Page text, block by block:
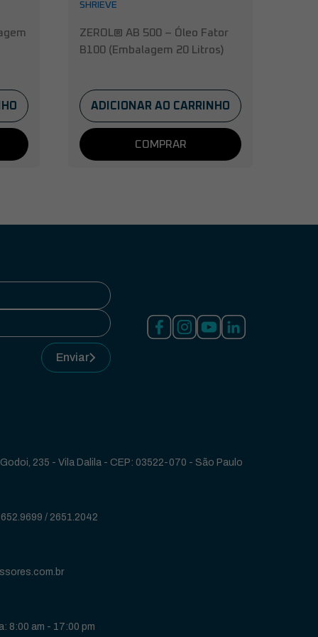
SHRIEVE
ZEROL® AB 500 – Óleo Fator
B100 (Embalagem 20 Litros)
ADICIONAR AO CARRINHO
COMPRAR
Enviar
235 - Vila Dalila - CEP: 03522-070 - São Paulo
/ 2651.2042
8:00 am - 17:00 pm